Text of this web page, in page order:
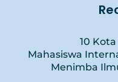
10
Mahasiswa
Menimba